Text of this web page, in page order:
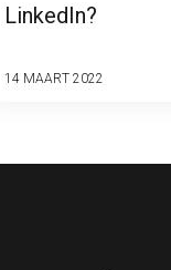
LinkedIn?
14 MAART 2022